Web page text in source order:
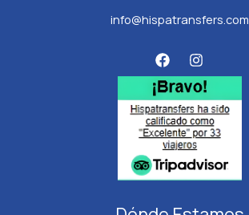
info@hispatransfers.com